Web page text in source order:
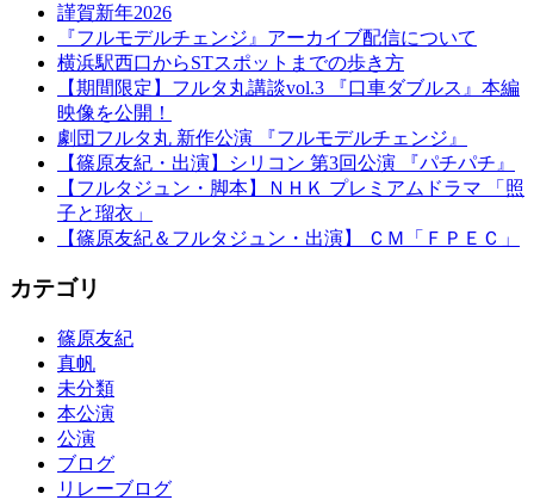
謹賀新年2026
『フルモデルチェンジ』アーカイブ配信について
横浜駅西口からSTスポットまでの歩き方
【期間限定】フルタ丸講談vol.3 『口車ダブルス』本編
映像を公開！
劇団フルタ丸 新作公演 『フルモデルチェンジ』
【篠原友紀・出演】シリコン 第3回公演 『パチパチ』
【フルタジュン・脚本】ＮＨＫ プレミアムドラマ 「照
子と瑠衣」
【篠原友紀＆フルタジュン・出演】 ＣＭ「ＦＰＥＣ」
カテゴリ
篠原友紀
真帆
未分類
本公演
公演
ブログ
リレーブログ